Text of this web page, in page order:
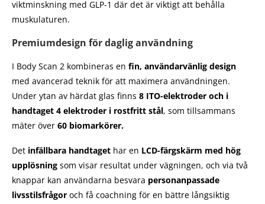
viktminskning med GLP-1 där det är viktigt att behålla
muskulaturen.
Premiumdesign för daglig användning
I Body Scan 2 kombineras en fin, användarvänlig design
med avancerad teknik för att maximera användningen.
Under ytan av härdat glas finns 8 ITO-elektroder och i
handtaget 4 elektroder i rostfritt stål, som tillsammans
mäter över 60 biomarkörer.
Det infällbara handtaget har en LCD-färgskärm med hög
upplösning som visar resultat under vägningen, och via två
knappar kan användarna besvara personanpassade
livsstilsfrågor och få coachning för en bättre långsiktig